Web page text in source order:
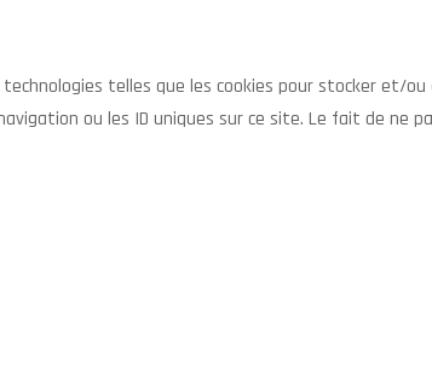
telles que les cookies pour stocker
ou les ID uniques sur ce site. Le fait de